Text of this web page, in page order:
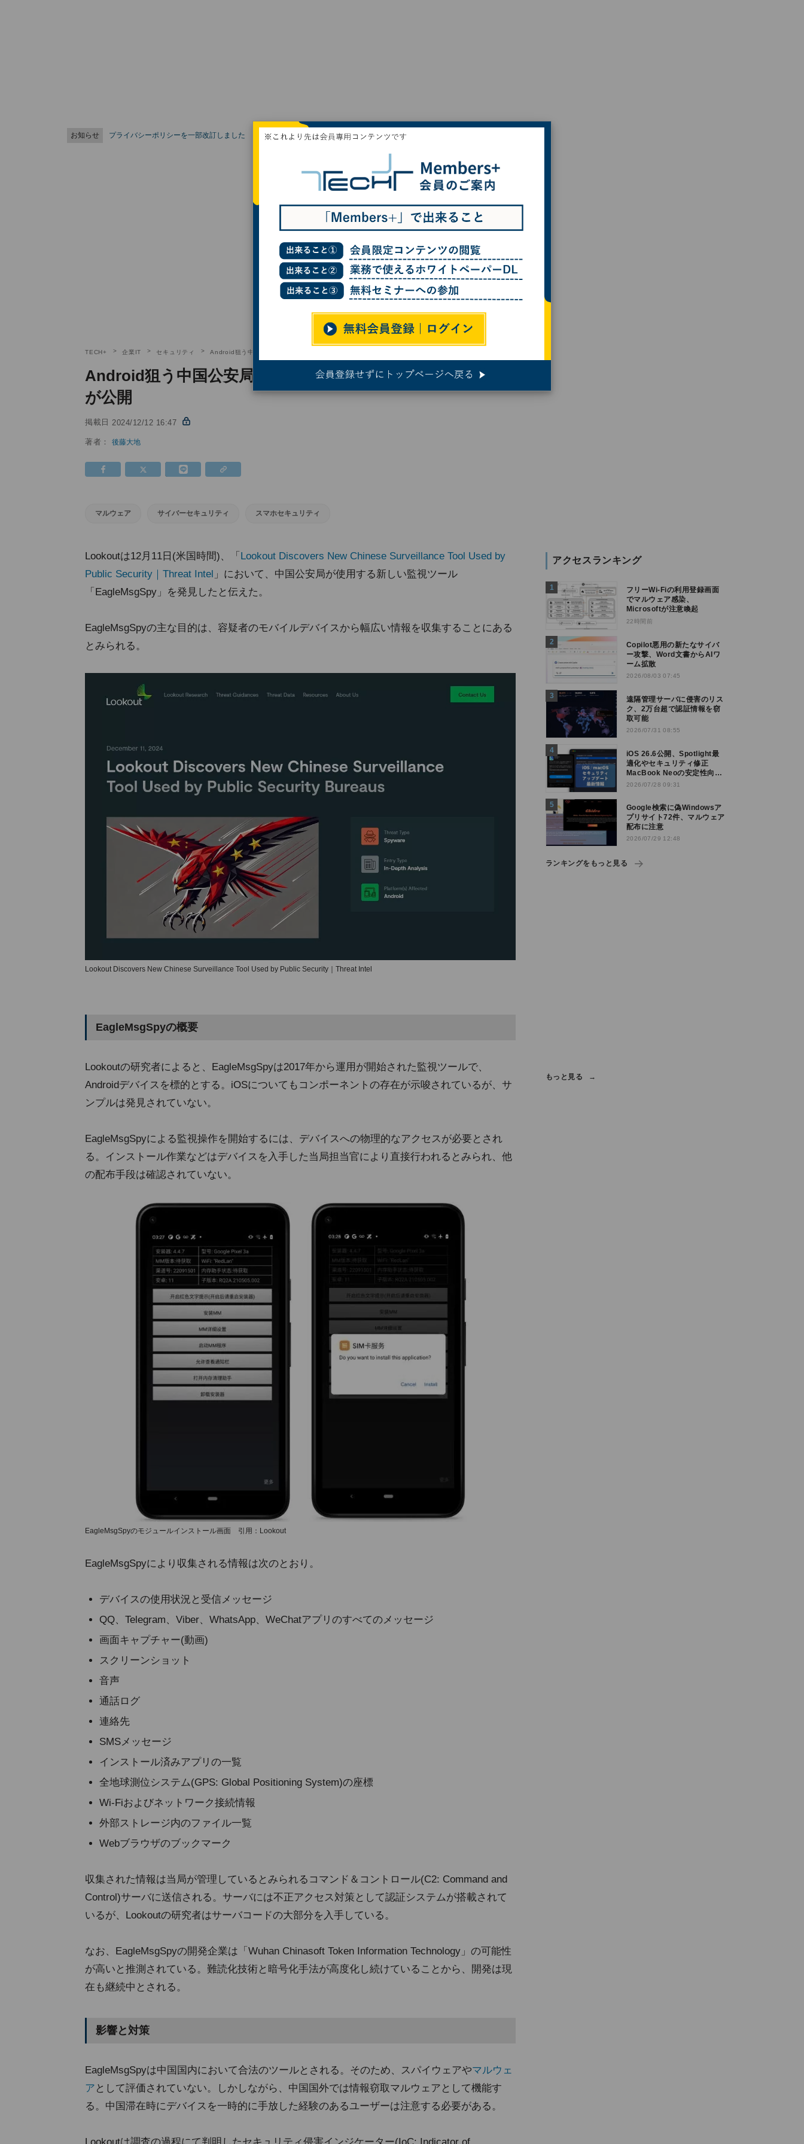
お知らせ プライバシーポリシーを一部改訂しました
TECH+ 企業IT セキュリティ Android狙う中国公安局が用いる情報窃取ツール発見、詳細が公開
Android狙う中国公安局が用いる情報窃取ツール発見、詳細
が公開
掲載日 2024/12/12 16:47
著者：後藤大地
マルウェア サイバーセキュリティ スマホセキュリティ
Lookoutは12月11日(米国時間)、「 Lookout Discovers New Chinese Surveillance Tool Used by
Public Security｜Threat Intel 」において、中国公安局が使用する新しい監視ツール
「EagleMsgSpy」を発見したと伝えた。
EagleMsgSpyの主な目的は、容疑者のモバイルデバイスから幅広い情報を収集することにある
とみられる。
Lookout Discovers New Chinese Surveillance Tool Used by Public Security｜Threat Intel
EagleMsgSpyの概要
Lookoutの研究者によると、EagleMsgSpyは2017年から運用が開始された監視ツールで、
Androidデバイスを標的とする。iOSについてもコンポーネントの存在が示唆されているが、サ
ンプルは発見されていない。
EagleMsgSpyによる監視操作を開始するには、デバイスへの物理的なアクセスが必要とされ
る。インストール作業などはデバイスを入手した当局担当官により直接行われるとみられ、他
の配布手段は確認されていない。
EagleMsgSpyのモジュールインストール画面 引用：Lookout
EagleMsgSpyにより収集される情報は次のとおり。
デバイスの使用状況と受信メッセージ
QQ、Telegram、Viber、WhatsApp、WeChatアプリのすべてのメッセージ
画面キャプチャー(動画)
スクリーンショット
音声
通話ログ
連絡先
SMSメッセージ
インストール済みアプリの一覧
全地球測位システム(GPS: Global Positioning System)の座標
Wi-Fiおよびネットワーク接続情報
外部ストレージ内のファイル一覧
Webブラウザのブックマーク
収集された情報は当局が管理しているとみられるコマンド＆コントロール(C2: Command and
Control)サーバに送信される。サーバには不正アクセス対策として認証システムが搭載されて
いるが、Lookoutの研究者はサーバコードの大部分を入手している。
なお、EagleMsgSpyの開発企業は「Wuhan Chinasoft Token Information Technology」の可能性
が高いと推測されている。難読化技術と暗号化手法が高度化し続けていることから、開発は現
在も継続中とされる。
影響と対策
EagleMsgSpyは中国国内において合法のツールとされる。そのため、スパイウェアやマルウェ
ア として評価されていない。しかしながら、中国国外では情報窃取マルウェアとして機能す
る。中国滞在時にデバイスを一時的に手放した経験のあるユーザーは注意する必要がある。
アクセスランキング
フリーWi-Fiの利用登録画面
でマルウェア感染、
Microsoftが注意喚起
22時間前
Copilot悪用の新たなサイバ
ー攻撃、Word文書からAIワ
ーム拡散
2026/08/03 07:45
遠隔管理サーバに侵害のリス
ク、2万台超で認証情報を窃
取可能
2026/07/31 08:55
iOS 26.6公開、Spotlight最
適化やセキュリティ修正
MacBook Neoの安定性向上
も
2026/07/28 09:31
Google検索に偽Windowsア
プリサイト72件、マルウェア
配布に注意
2026/07/29 12:48
ランキングをもっと見る
もっと見る